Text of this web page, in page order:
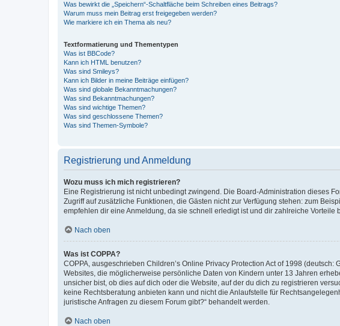
Was bewirkt die „Speichern“-Schaltfläche beim Schreiben eines Beitrags?
Warum muss mein Beitrag erst freigegeben werden?
Wie markiere ich ein Thema als neu?
Textformatierung und Thementypen
Was ist BBCode?
Kann ich HTML benutzen?
Was sind Smileys?
Kann ich Bilder in meine Beiträge einfügen?
Was sind globale Bekanntmachungen?
Was sind Bekanntmachungen?
Was sind wichtige Themen?
Was sind geschlossene Themen?
Was sind Themen-Symbole?
Registrierung und Anmeldung
Wozu muss ich mich registrieren?
Eine Registrierung ist nicht unbedingt zwingend. Die Board-Administration dieses
Zugriff auf zusätzliche Funktionen, die Gästen nicht zur Verfügung stehen: zum
empfehlen dir eine Anmeldung, da sie schnell erledigt ist und dir zahlreiche Vorteile
Nach oben
Was ist COPPA?
COPPA, ausgeschrieben Children’s Online Privacy Protection Act of 1998
Websites, die möglicherweise persönliche Daten von Kindern unter 13 Jahren
unsicher bist, ob dies auf dich oder die Website, auf der du dich zu registrieren
keine Rechtsberatung anbieten kann und nicht die Anlaufstelle für
juristische Anfragen zu diesem Forum gibt?“ behandelt werden.
Nach oben